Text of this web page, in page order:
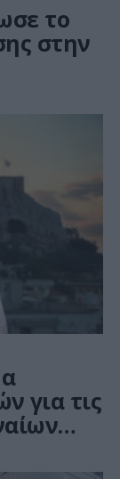
το
στην
για τις